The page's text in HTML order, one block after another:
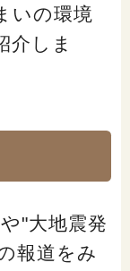
いの環境
介しま
"大地震発
報道をみ